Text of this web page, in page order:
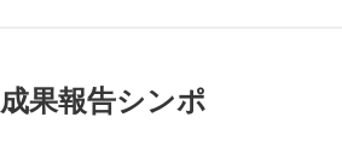
果報告シンポ